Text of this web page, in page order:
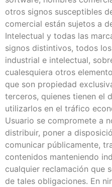
otros signos susceptibles
comercial están sujetos a
Intelectual y todas las
signos distintivos, todos
industrial e intelectual,
cualesquiera otros
que son propiedad
terceros, quienes tienen el
utilizarlos en el tráfico
Usuario se compromete a
distribuir, poner a
comunicar públicamente,
contenidos manteniendo
cualquier reclamación que
de tales obligaciones. En